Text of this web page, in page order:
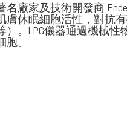
廠家及技術開發商
膚休眠細胞活性，對抗
。LPG儀器通過機械性
。